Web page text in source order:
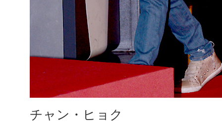
チャン・ヒョク